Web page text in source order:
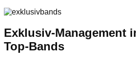
Exklusiv-Management
Top-Bands